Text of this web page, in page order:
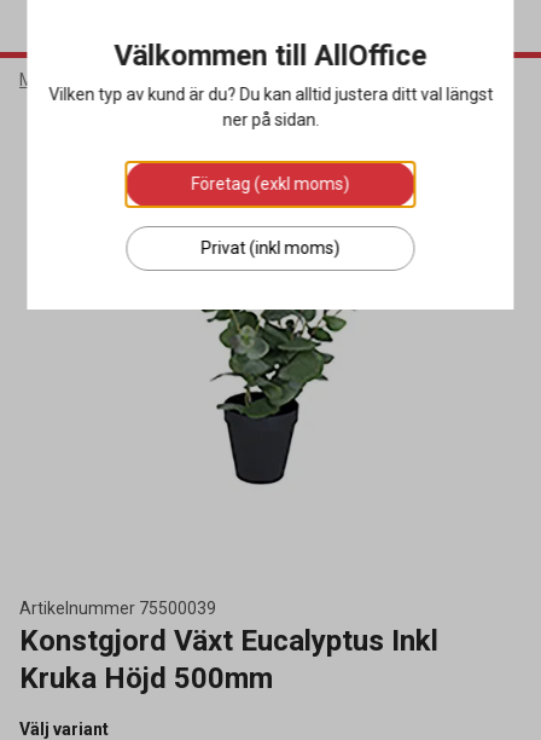
Möbler & Inredning
Artikelnummer 75500039
Konstgjord Växt Eucalyptus Inkl
Kruka Höjd 500mm
Välj variant
Välkommen till AllOffice
Vilken typ av kund är du? Du kan alltid justera ditt val längst
ner på sidan.
Företag (exkl moms)
Privat (inkl moms)